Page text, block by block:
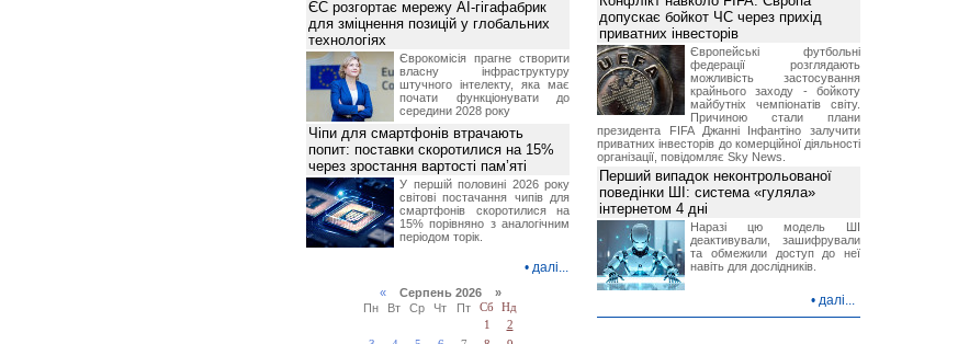
ЄС розгортає мережу AI-гігафабрик
для зміцнення позицій у глобальних
технологіях
Єврокомісія прагне створити
власну інфраструктуру
штучного інтелекту, яка має
почати функціонувати до
середини 2028 року
Чіпи для смартфонів втрачають
попит: поставки скоротилися на 15%
через зростання вартості пам’яті
У першій половині 2026 року
світові постачання чипів для
смартфонів скоротилися на
15% порівняно з аналогічним
періодом торік.
• далі...
«Серпень 2026 »
Пн
Вт Ср Чт Пт Сб
Нд
1
2
допускає бойкот ЧС через прихід
приватних інвесторів
Європейські футбольні
федерації розглядають
можливість застосування
крайнього заходу - бойкоту
майбутніх чемпіонатів світу.
Причиною стали плани
президента FIFA Джанні Інфантіно залучити
приватних інвесторів до комерційної діяльності
організації, повідомляє Sky News.
Перший випадок неконтрольованої
поведінки ШІ: система «гуляла»
інтернетом 4 дні
Наразі цю модель ШІ
деактивували, зашифрували
та обмежили доступ до неї
навіть для дослідників.
• далі...